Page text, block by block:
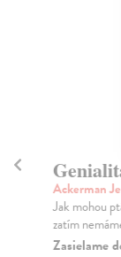
Ackerman
Jak mohou
zatím
Zasielame